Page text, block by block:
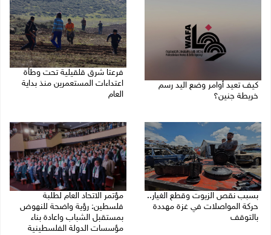
كيف تعيد أوامر وضع اليد رسم
خريطة جنين؟
فرعتا شرق قلقيلية تحت وطأة
اعتداءات المستعمرين منذ بداية
العام
بسبب نقص الزيوت وقطع الغيار..
حركة المواصلات في غزة مهددة
بالتوقف
مؤتمر الاتحاد العام لطلبة
فلسطين: رؤية واضحة للنهوض
بمستقبل الشباب واعادة بناء
مؤسسات الدولة الفلسطينية